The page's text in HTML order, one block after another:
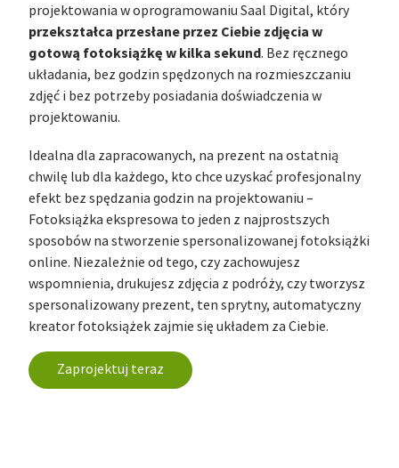
projektowania w oprogramowaniu Saal Digital, który
przekształca przesłane przez Ciebie zdjęcia w
gotową fotoksiążkę w kilka sekund. Bez ręcznego
układania, bez godzin spędzonych na rozmieszczaniu
zdjęć i bez potrzeby posiadania doświadczenia w
projektowaniu.
Idealna dla zapracowanych, na prezent na ostatnią
chwilę lub dla każdego, kto chce uzyskać profesjonalny
efekt bez spędzania godzin na projektowaniu –
Fotoksiążka ekspresowa to jeden z najprostszych
sposobów na stworzenie spersonalizowanej fotoksiążki
online. Niezależnie od tego, czy zachowujesz
wspomnienia, drukujesz zdjęcia z podróży, czy tworzysz
spersonalizowany prezent, ten sprytny, automatyczny
kreator fotoksiążek zajmie się układem za Ciebie.
Zaprojektuj teraz